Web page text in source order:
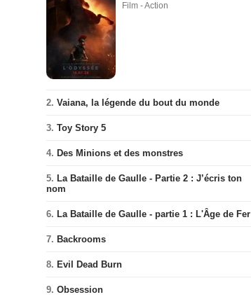
Film - Action
2. Vaiana, la légende du bout du monde
3. Toy Story 5
4. Des Minions et des monstres
5. La Bataille de Gaulle - Partie 2 : J’écris ton
nom
6. La Bataille de Gaulle - partie 1 : L'Âge de Fer
7. Backrooms
8. Evil Dead Burn
9. Obsession